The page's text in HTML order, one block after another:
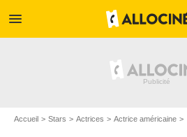
menu
Accueil Stars Actrices Actrice américaine